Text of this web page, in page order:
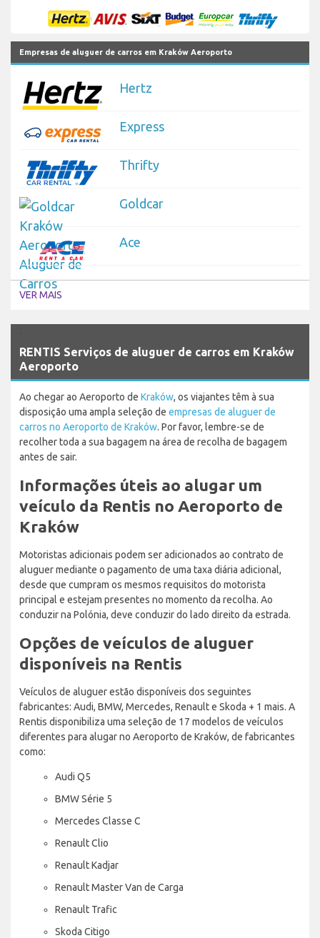
Empresas de aluguer de carros em Kraków Aeroporto
Hertz
Express
Thrifty
Goldcar
Ace
VER MAIS
RENTIS Serviços de aluguer de carros em Kraków
Aeroporto
Ao chegar ao Aeroporto de Kraków, os viajantes têm à sua
disposição uma ampla seleção de empresas de aluguer de
carros no Aeroporto de Kraków. Por favor, lembre-se de
recolher toda a sua bagagem na área de recolha de bagagem
antes de sair.
Informações úteis ao alugar um
veículo da Rentis no Aeroporto de
Kraków
Motoristas adicionais podem ser adicionados ao contrato de
aluguer mediante o pagamento de uma taxa diária adicional,
desde que cumpram os mesmos requisitos do motorista
principal e estejam presentes no momento da recolha. Ao
conduzir na Polónia, deve conduzir do lado direito da estrada.
Opções de veículos de aluguer
disponíveis na Rentis
Veículos de aluguer estão disponíveis dos seguintes
fabricantes: Audi, BMW, Mercedes, Renault e Skoda + 1 mais. A
Rentis disponibiliza uma seleção de 17 modelos de veículos
diferentes para alugar no Aeroporto de Kraków, de fabricantes
como:
Audi Q5
BMW Série 5
Mercedes Classe C
Renault Clio
Renault Kadjar
Renault Master Van de Carga
Renault Trafic
Skoda Citigo